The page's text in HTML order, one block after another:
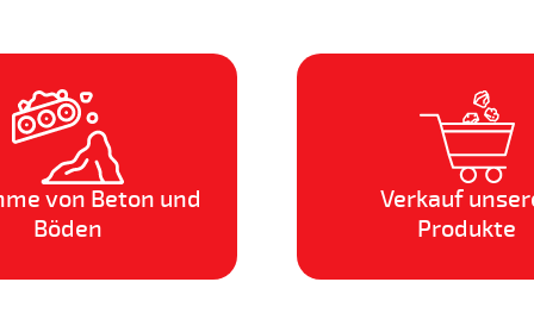
von Beton und
Böden
Verkauf
Produkte